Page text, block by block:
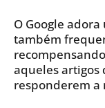
O Google
também
aqueles artigos
responderem a